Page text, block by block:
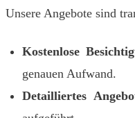
Unsere Angebote sind
Kostenlose
genauen Aufwand.
Detailliertes